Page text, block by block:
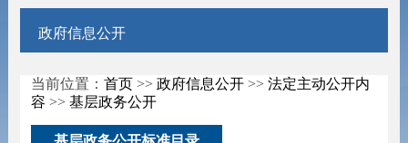
政府信息公开
当前位置： 首页>> 政府信息公开>> 法定主动公开内
容 >> 基层政务公开